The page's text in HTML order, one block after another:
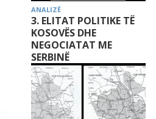
ANALIZË
3. ELITAT POLITIKE TË
KOSOVËS DHE
NEGOCIATAT ME
SERBINË